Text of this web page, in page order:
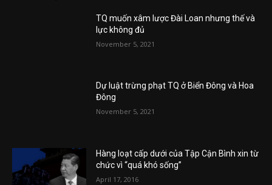
TQ muốn xâm lược Đài Loan nhưng thế và
lực không đủ
November 5, 2021
Dự luật trừng phạt TQ ở Biển Đông và Hoa
Đông
November 5, 2021
Hàng loạt cấp dưới của Tập Cận Bình xin từ
chức vì “quá khó sống”
April 17, 2016